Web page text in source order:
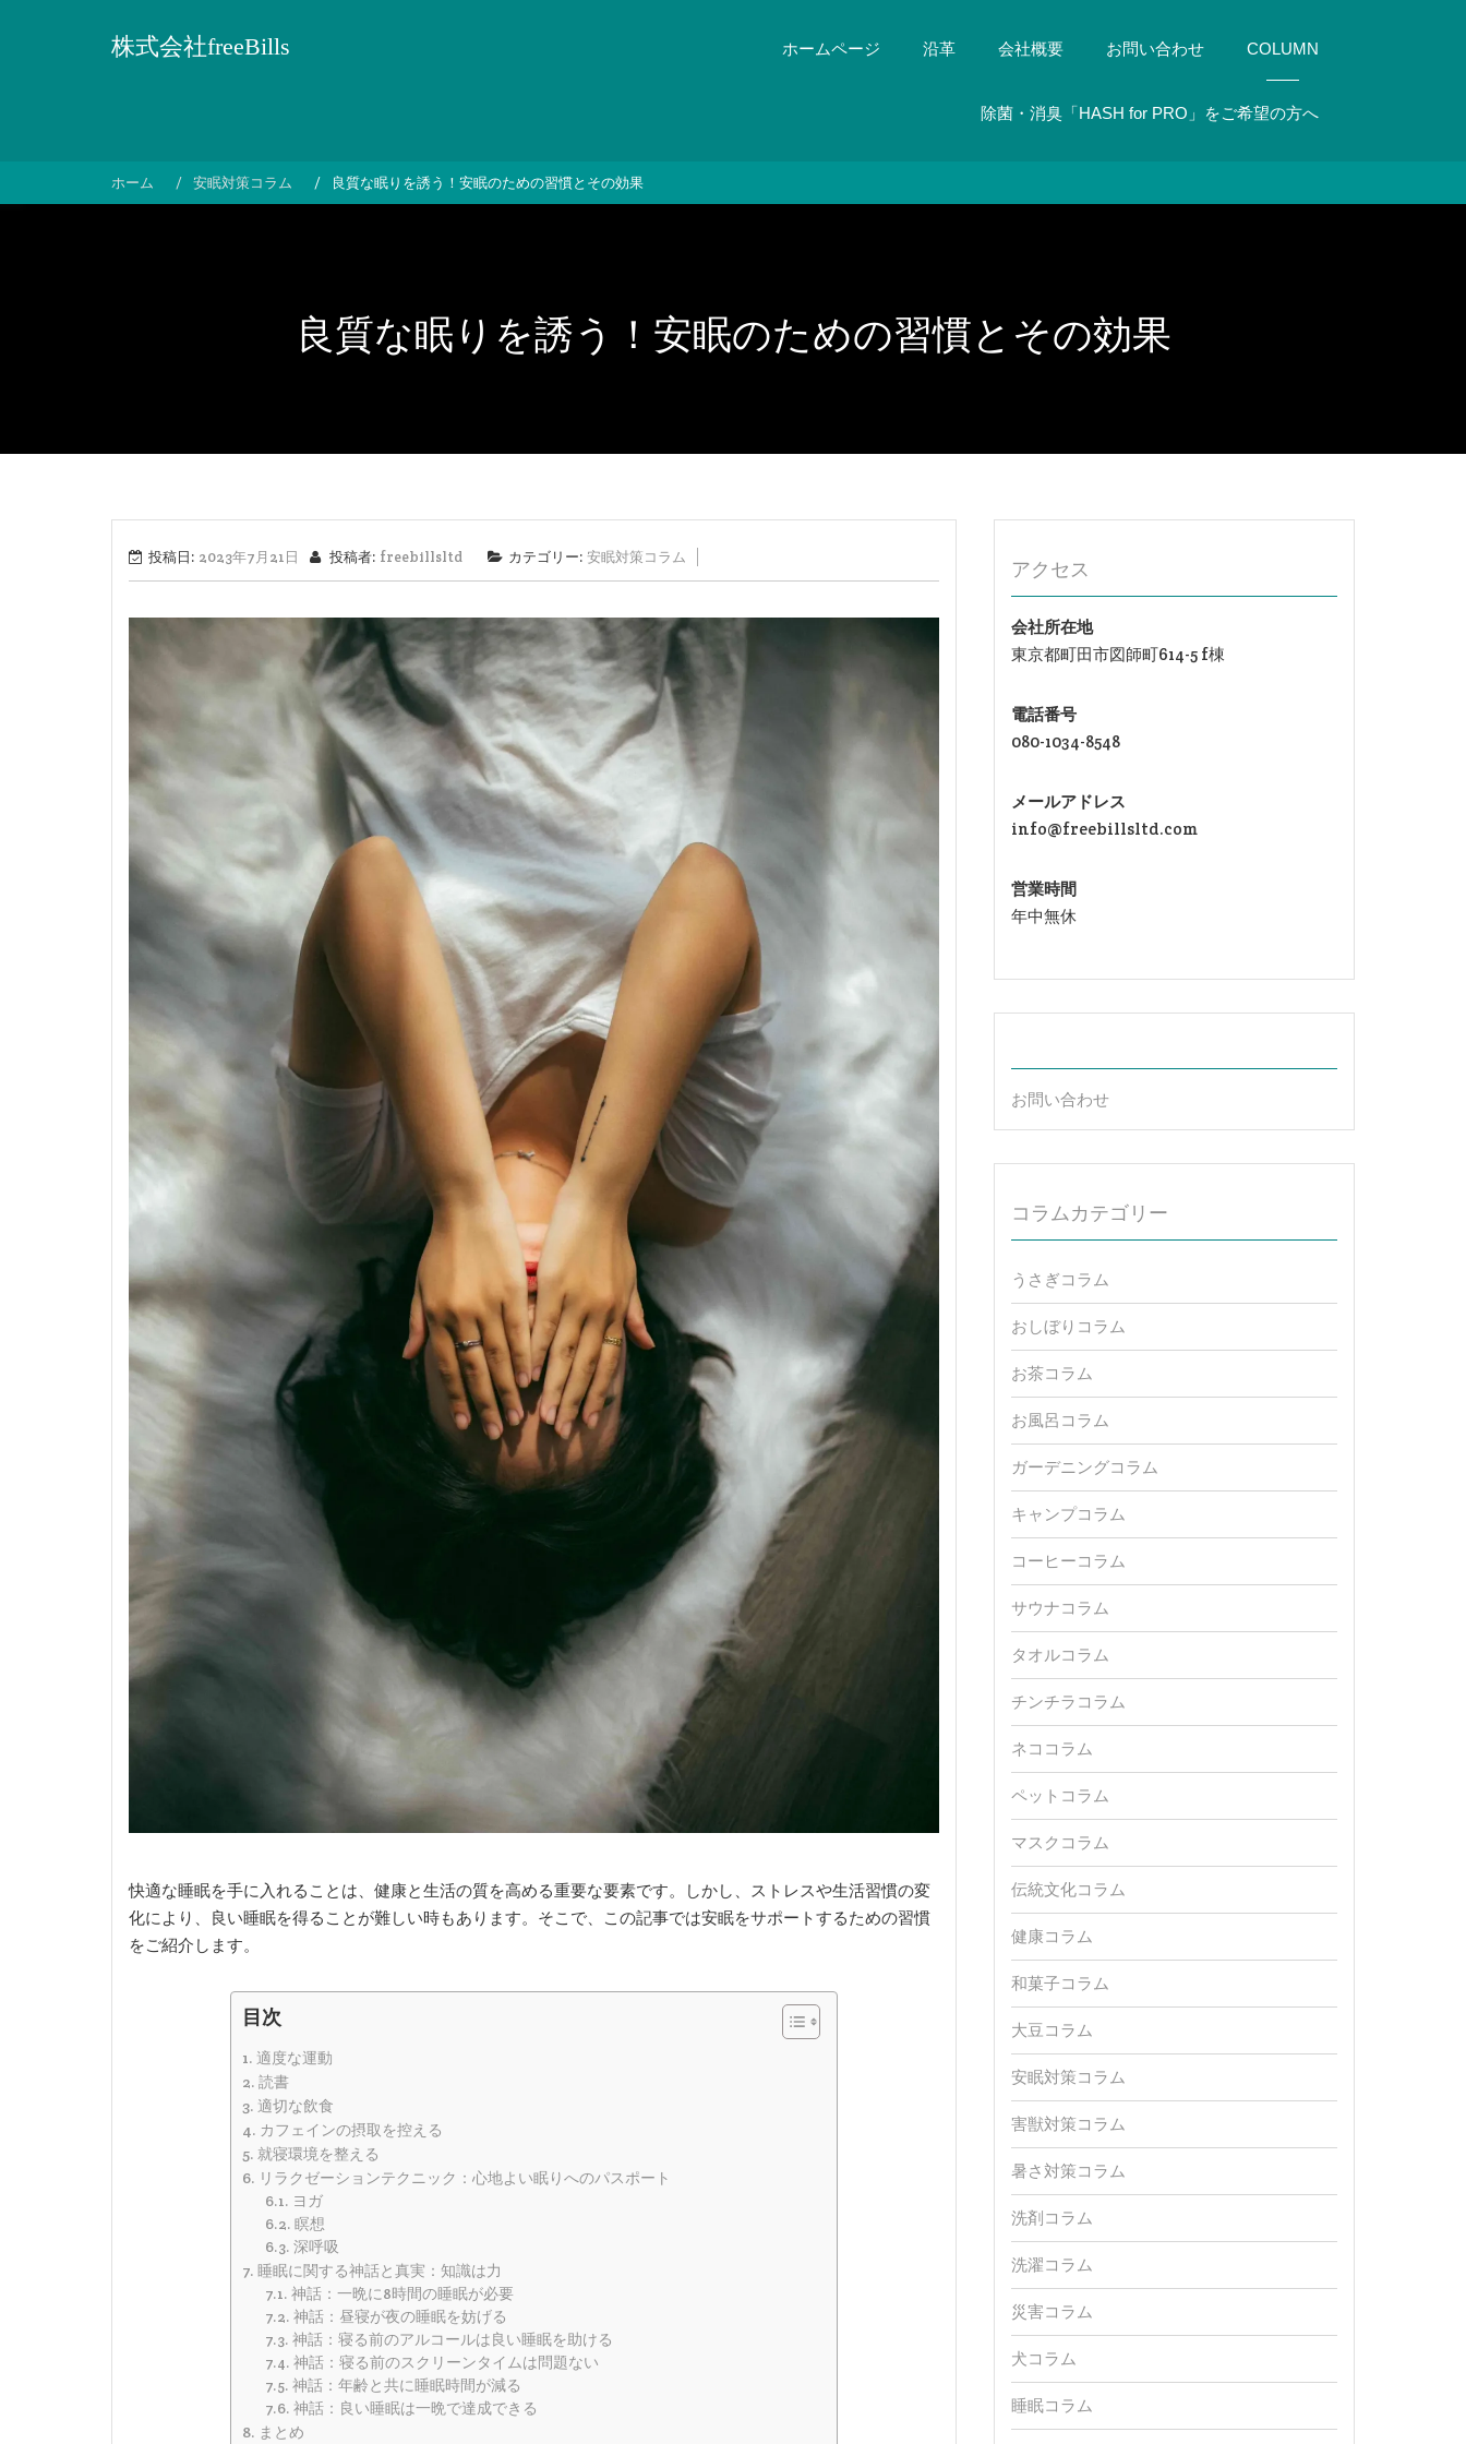
キ
株式会社freeBills ホームページ 沿革 会社概要 お問い合わせ COLUMN
除菌・消臭「HASH for PRO」をご希望の方へ
ホーム 安眠対策コラム 良質な眠りを誘う！安眠のための習慣とその効果
良質な眠りを誘う！安眠のための習慣とその効果
投稿日: 2023年7月21日 投稿者: freebillsltd カテゴリー: 安眠対策コラム
快適な睡眠を手に入れることは、健康と生活の質を高める重要な要素です。しかし、ストレスや生活習慣の変
化により、良い睡眠を得ることが難しい時もあります。そこで、この記事では安眠をサポートするための習慣
をご紹介します。
目次
適度な運動
読書
適切な飲食
カフェインの摂取を控える
就寝環境を整える
リラクゼーションテクニック：心地よい眠りへのパスポート
ヨガ
瞑想
深呼吸
睡眠に関する神話と真実：知識は力
神話：一晩に8時間の睡眠が必要
神話：昼寝が夜の睡眠を妨げる
神話：寝る前のアルコールは良い睡眠を助ける
神話：寝る前のスクリーンタイムは問題ない
神話：年齢と共に睡眠時間が減る
神話：良い睡眠は一晩で達成できる
まとめ
アクセス
会社所在地
東京都町田市図師町614-5 f棟
電話番号
080-1034-8548
メールアドレス
info@freebillsltd.com
営業時間
年中無休
お問い合わせ
コラムカテゴリー
うさぎコラム
おしぼりコラム
お茶コラム
お風呂コラム
ガーデニングコラム
キャンプコラム
コーヒーコラム
サウナコラム
タオルコラム
チンチラコラム
ネココラム
ペットコラム
マスクコラム
伝統文化コラム
健康コラム
和菓子コラム
大豆コラム
安眠対策コラム
害獣対策コラム
暑さ対策コラム
洗剤コラム
洗濯コラム
災害コラム
犬コラム
睡眠コラム